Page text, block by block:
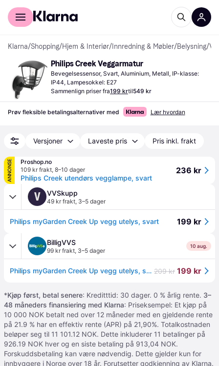
For kunder
Klarna/Shopping/Hjem & Interiør/ Innredning & Møbler/Belysning/
Philips Creek Veggarmatur
Bevegelsessensor, Svart, Aluminium, Metall, IP-klasse:
IP44, Lampesokkel: E27
Sammenlign priser fra199 krtil549 kr
Prøv fleksible betalingsalternativer med Lær hvordan
Versjoner Laveste pris Pris inkl. frakt
ANNONSE
Proshop.no
109 kr frakt, 8–10 dager
Philips Creek utendørs vegglampe, svart
236 kr
V VVSkupp
49 kr frakt, 3–5 dager
Philips myGarden Creek Up vegg utelys, svart 199 kr
BilligVVS
99 kr frakt, 3–5 dager
10 aug.
Philips myGarden Creek Up vegg utelys, svart 209 kr 199 kr
*Kjøp først, betal senere: Kreditttid: 30 dager. 0 % årlig rente. 3–
48 måneders finansiering med Klarna: Priseksempel: Et kjøp på
10 000 NOK betalt ned over 12 måneder med en gjeldende rente
på 21.9 % har en effektiv rente (APR) på 21,90%. Totalkostnaden
beløper seg til 11 101.12 NOK. Dette inkluderer 11 betalinger på
926.19 NOK hver og en siste betaling på 913,04 NOK.
Forskuddsbetaling kan være nødvendig. Dette gjelder kun for
innbyggere i Norge over 18 år. Forutsetter godkjenning av Klarna.